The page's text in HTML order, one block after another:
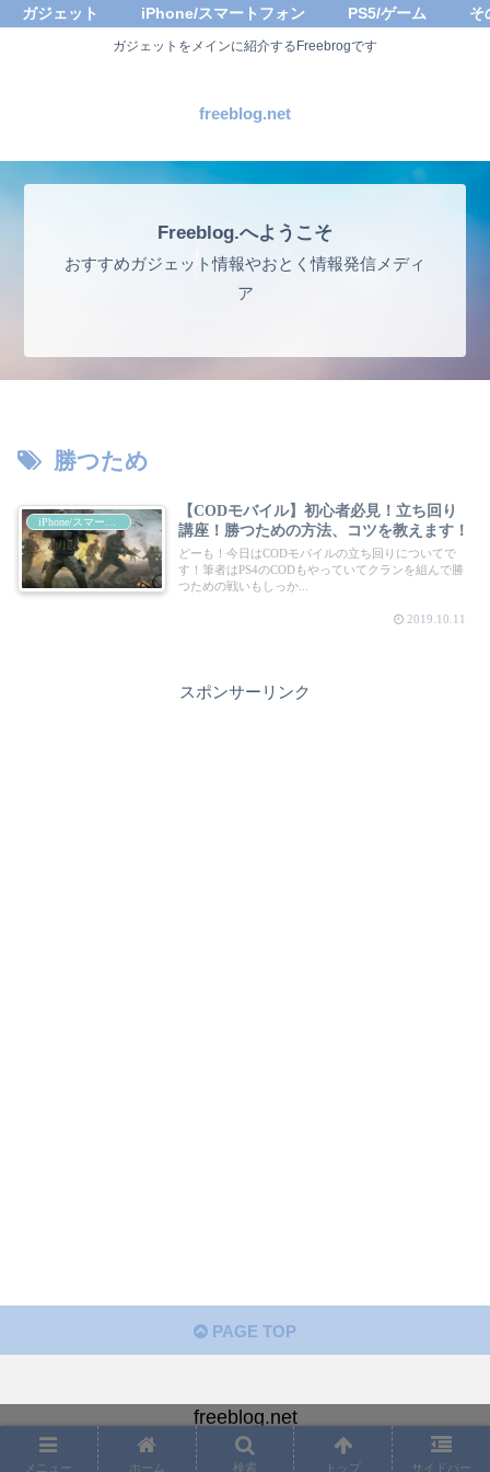
ガジェットをメインに紹介するFreebrogです
freeblog.net
ガジェット iPhone/スマートフォン PS5/ゲーム そ
Freeblog.へようこそ
おすすめガジェット情報やおとく情報発信メディ
ア
勝つため
【CODモバイル】初心者必見！立ち回り
講座！勝つための方法、コツを教えます！
どーも！今日はCODモバイルの立ち回りについてで
す！筆者はPS4のCODもやっていてクランを組んで勝
つための戦いもしっか...
2019.10.11
スポンサーリンク
PAGE TOP
freeblog.net
Copyright © 2018-2026 freeblog.net All Rights Reserved.
メニュー ホーム 検索 トップ サイドバー